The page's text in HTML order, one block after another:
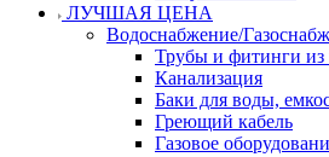
ЛУЧШАЯ ЦЕНА
Водоснабжение/
Трубы и фитинги из
Канализация
Баки для воды,
Греющий кабель
Газовое